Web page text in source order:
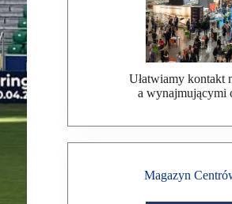
Ułatwiamy kontakt
a wynajmującymi
Magazyn